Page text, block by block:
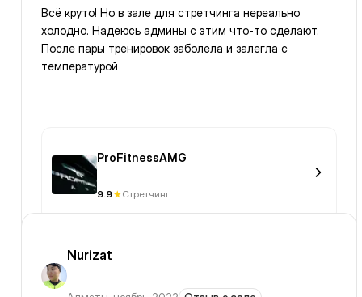
Всё круто! Но в зале для стретчинга нереально
холодно. Надеюсь админы с этим что-то сделают.
После пары тренировок заболела и залегла с
температурой
ProFitnessAMG
9.9 Стретчинг
Nurizat